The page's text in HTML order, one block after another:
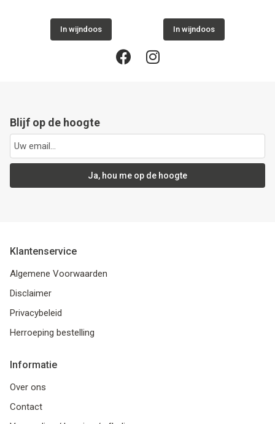
In wijndoos In wijndoos
Blijf op de hoogte
Ja, hou me op de hoogte
Klantenservice
Algemene Voorwaarden
Disclaimer
Privacybeleid
Herroeping bestelling
Informatie
Over ons
Contact